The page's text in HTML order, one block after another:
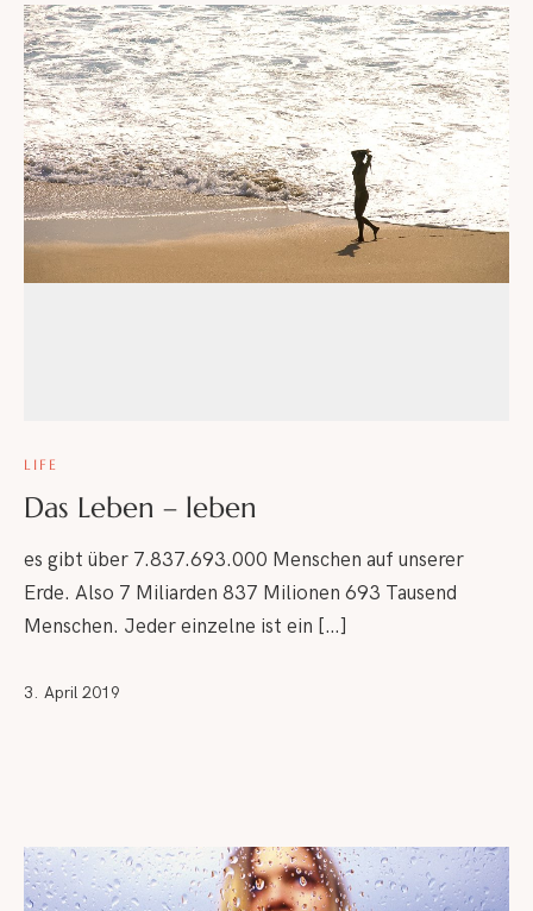
HOME
ABOUT MY LIFE IN FLOW
LIFE
Das Leben – leben
es gibt über 7.837.693.000 Menschen auf unserer
Erde. Also 7 Miliarden 837 Milionen 693 Tausend
Menschen. Jeder einzelne ist ein […]
3. April 2019